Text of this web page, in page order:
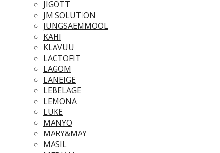
JIGOTT
JM SOLUTION
JUNGSAEMMOOL
KAHI
KLAVUU
LACTOFIT
LAGOM
LANEIGE
LEBELAGE
LEMONA
LUKE
MANYO
MARY&MAY
MASIL